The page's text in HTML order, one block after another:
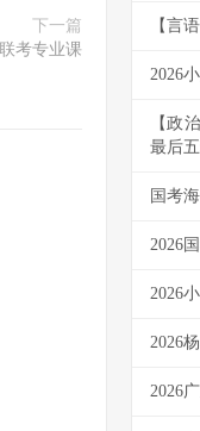
下一篇
考专业课
【言
2026
【政
最后
国考
2026
2026
2026
2026